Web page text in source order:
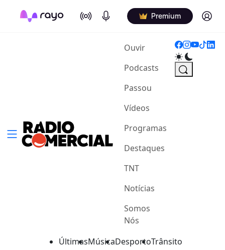
On Air Podcasts Premium Log in
Ouvir(current)
Podcasts
Passou
Vídeos
Programas
Destaques
TNT
Notícias
Somos
Nós
ÚltimasMúsicaDesportoTrânsito